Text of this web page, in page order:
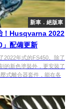
新車．絕版車
！Husqvarna 2022
」配備更新
2022年式的FS450。除了
的新色塗裝外，更安裝了
式離合器套件，能在各